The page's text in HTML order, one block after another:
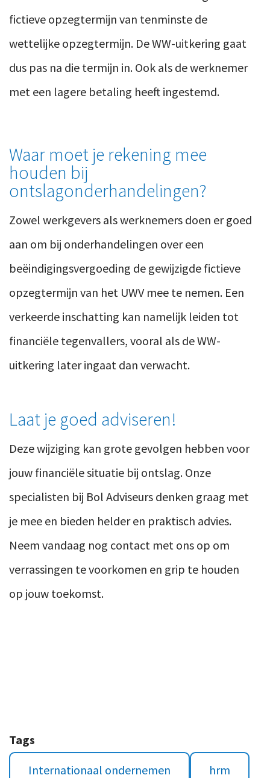
fictieve opzegtermijn van tenminste de
wettelijke opzegtermijn. De WW-uitkering gaat
dus pas na die termijn in. Ook als de werknemer
met een lagere betaling heeft ingestemd.
Waar moet je rekening mee
houden bij
ontslagonderhandelingen?
Zowel werkgevers als werknemers doen er goed
aan om bij onderhandelingen over een
beëindigingsvergoeding de gewijzigde fictieve
opzegtermijn van het UWV mee te nemen. Een
verkeerde inschatting kan namelijk leiden tot
financiële tegenvallers, vooral als de WW-
uitkering later ingaat dan verwacht.
Laat je goed adviseren!
Deze wijziging kan grote gevolgen hebben voor
jouw financiële situatie bij ontslag. Onze
specialisten bij Bol Adviseurs denken graag met
je mee en bieden helder en praktisch advies.
Neem vandaag nog contact met ons op om
verrassingen te voorkomen en grip te houden
op jouw toekomst.
Tags
Internationaal ondernemen
hrm